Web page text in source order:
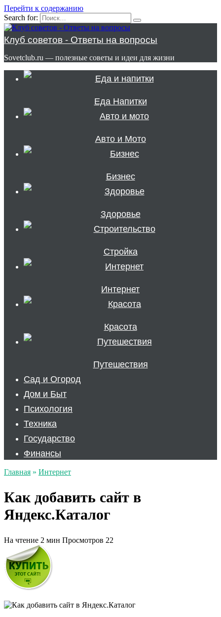
Перейти к содержанию
Search for:
Клуб советов - Ответы на вопросы
Sovetclub.ru — полезные советы и идеи для жизни
Еда Напитки
Авто и Мото
Бизнес
Здоровье
Стройка
Интернет
Красота
Путешествия
Сад и Огород
Дом и Быт
Психология
Техника
Государство
Финансы
Главная » Интернет
Как добавить сайт в
Яндекс.Каталог
На чтение 2 мин Просмотров 22